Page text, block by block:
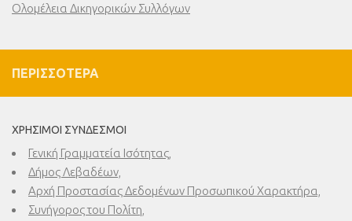
Ολομέλεια Δικηγορικών Συλλόγων
ΠΕΡΙΣΣΌΤΕΡΑ
ΧΡΉΣΙΜΟΙ ΣΎΝΔΕΣΜΟΙ
Γενική Γραμματεία Ισότητας,
Δήμος Λεβαδέων,
Αρχή Προστασίας Δεδομένων Προσωπικού Χαρακτήρα,
Συνήγορος του Πολίτη,